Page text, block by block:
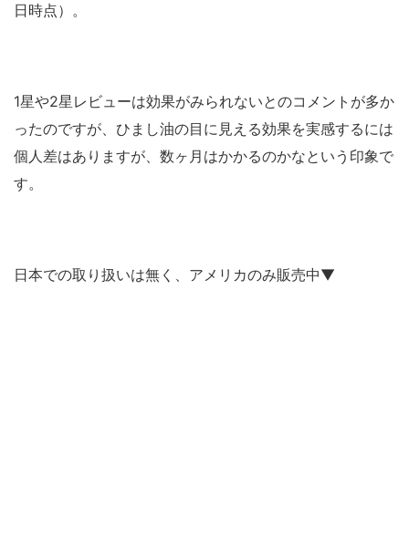
日時点）。
1星や2星レビューは効果がみられないとのコメントが多か
ったのですが、ひまし油の目に見える効果を実感するには
個人差はありますが、数ヶ月はかかるのかなという印象で
す。
日本での取り扱いは無く、アメリカのみ販売中▼